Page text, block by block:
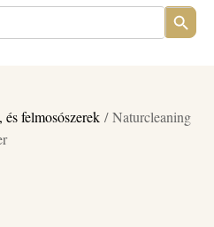
SEARCH
BUTTON
felmosószerek / Naturcleaning